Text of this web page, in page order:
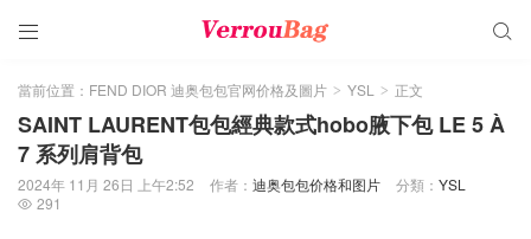
 
當前位置： FEND DIOR 迪奥包包官网价格及圖片 > YSL > 正文
SAINT LAURENT包包經典款式hobo腋下包 LE 5 À
7 系列肩背包
2024年 11月 26日 上午2:52 作者： 迪奥包包价格和图片 分類： YSL
 291